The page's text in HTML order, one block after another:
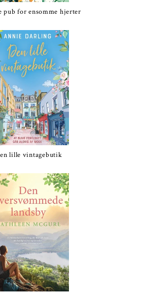
pub for ensomme hjerter
lille vintagebutik